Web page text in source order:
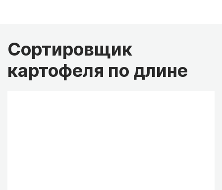
Сортировщик
картофеля по длине